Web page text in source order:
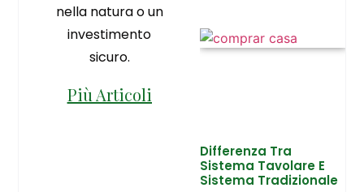
nella natura o un
investimento
sicuro.
Più Articoli
Differenza Tra
Sistema Tavolare E
Sistema Tradizionale